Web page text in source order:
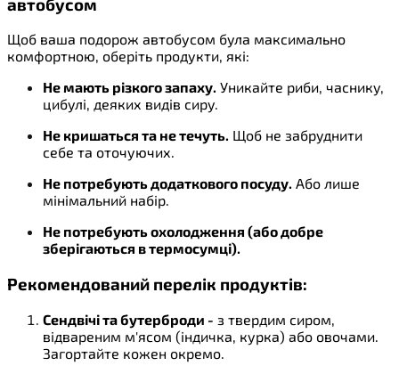
Щоб ваша подорож автобусом була максимально
комфортною, оберіть продукти, які:
Не мають різкого запаху. Уникайте риби, часнику,
цибулі, деяких видів сиру.
Не кришаться та не течуть. Щоб не забруднити
себе та оточуючих.
Не потребують додаткового посуду. Або лише
мінімальний набір.
Не потребують охолодження (або добре
зберігаються в термосумці).
Рекомендований перелік продуктів:
Сендвічі та бутерброди - з твердим сиром,
відвареним м'ясом (індичка, курка) або овочами.
Загортайте кожен окремо.